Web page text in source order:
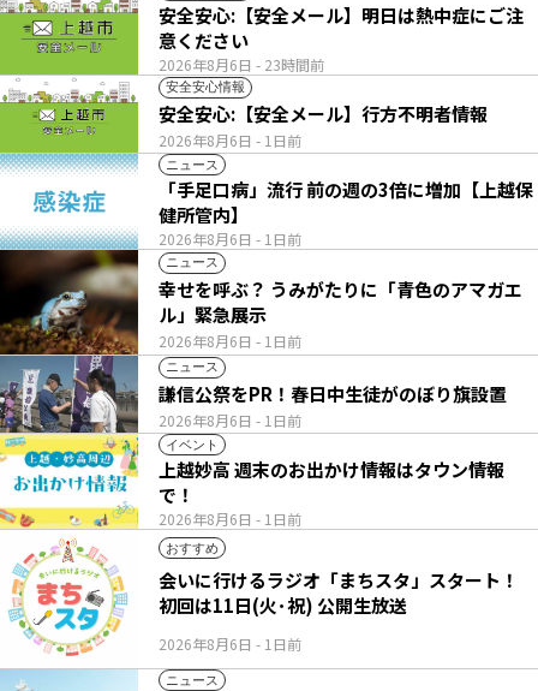
2026年8月6日 - 23時間前
安全安心:【安全メール】明日は熱中症にご注
意ください
安全安心情報
2026年8月6日 - 1日前
安全安心:【安全メール】行方不明者情報
ニュース
2026年8月6日 - 1日前
「手足口病」流行 前の週の3倍に増加【上越保
健所管内】
ニュース
2026年8月6日 - 1日前
幸せを呼ぶ？ うみがたりに「青色のアマガエ
ル」緊急展示
ニュース
2026年8月6日 - 1日前
謙信公祭をPR！春日中生徒がのぼり旗設置
イベント
2026年8月6日 - 1日前
上越妙高 週末のお出かけ情報はタウン情報
で！
おすすめ
2026年8月6日 - 1日前
会いに行けるラジオ「まちスタ」スタート！
初回は11日(火･祝) 公開生放送
ニュース